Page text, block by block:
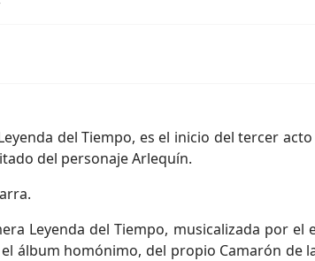
del Tiempo, es el inicio del tercer
del personaje Arlequín.
Leyenda del Tiempo, musicalizada por
álbum homónimo, del propio Camarón de